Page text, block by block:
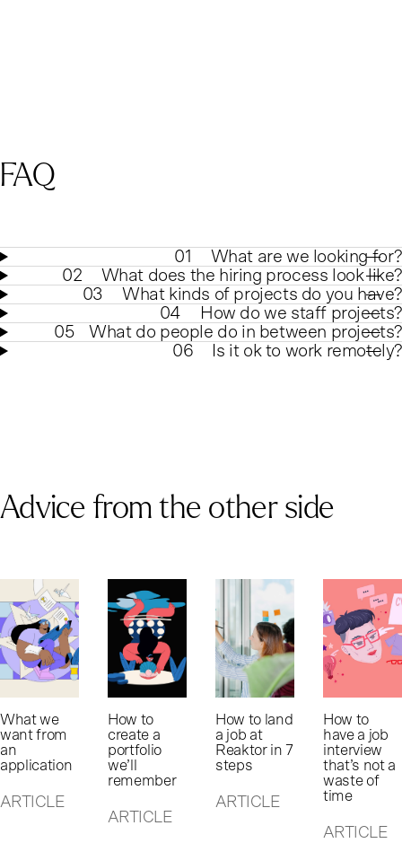
FAQ
01
What are we looking for?
02
What does the hiring process look like?
03
What kinds of projects do you have?
04
How do we staff projects?
05
What do people do in between projects?
06
Is it ok to work remotely?
Advice from the other side
What we
want from
an
application
ARTICLE
How to
create a
portfolio
we’ll
remember
ARTICLE
How to land
a job at
Reaktor in 7
steps
ARTICLE
How to
have a job
interview
that’s not a
waste of
time
ARTICLE